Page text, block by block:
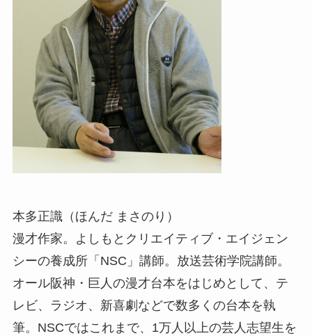
本多正識（ほんだ まさのり）
漫才作家。よしもとクリエイティブ・エイジェン
シーの養成所「NSC」講師。放送芸術学院講師。
オール阪神・巨人の漫才台本をはじめとして、テ
レビ、ラジオ、新喜劇などで数多くの台本を執
筆。NSCではこれまで、1万人以上の芸人志望生を